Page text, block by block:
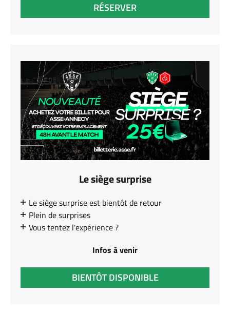
RÉSERVER
Le siège surprise
Le siège surprise est bientôt de retour
Plein de surprises
Vous tentez l'expérience ?
Infos à venir
BIENTÔT DISPONIBLE